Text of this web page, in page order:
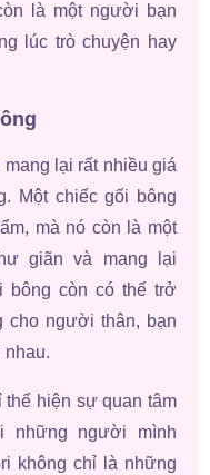
là một người bạn
lúc trò chuyện hay
lại rất nhiều giá
Một chiếc gối bông
mà nó còn là một
giãn và mang lại
bông còn có thể trở
cho người thân, bạn
nhau.
thể hiện sự quan tâm
những người mình
không chỉ là những